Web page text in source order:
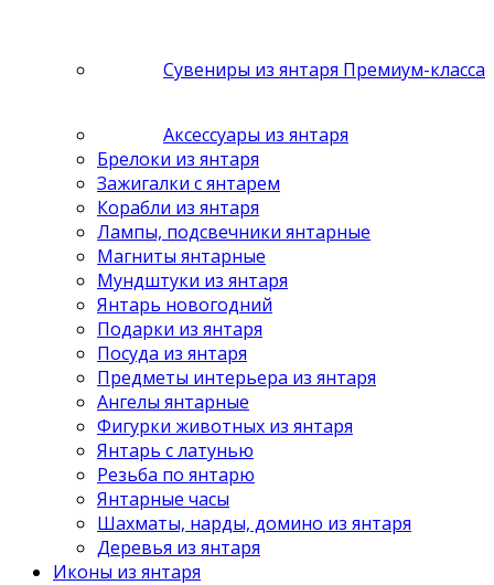
Сувениры из янтаря Премиум-класса
Аксессуары из янтаря
Брелоки из янтаря
Зажигалки с янтарем
Корабли из янтаря
Лампы, подсвечники янтарные
Магниты янтарные
Мундштуки из янтаря
Янтарь новогодний
Подарки из янтаря
Посуда из янтаря
Предметы интерьера из янтаря
Ангелы янтарные
Фигурки животных из янтаря
Янтарь с латунью
Резьба по янтарю
Янтарные часы
Шахматы, нарды, домино из янтаря
Деревья из янтаря
Иконы из янтаря